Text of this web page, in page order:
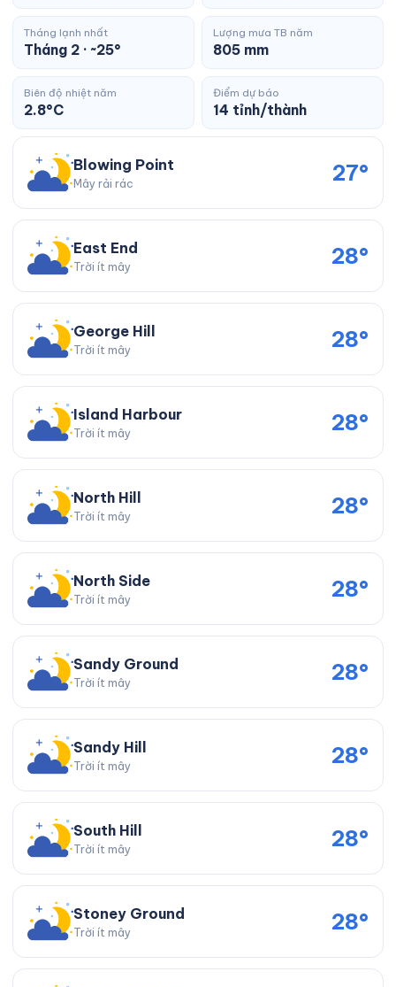
Tháng lạnh nhất
Tháng 2 · ~25°
Lượng mưa TB năm
805 mm
Biên độ nhiệt năm
2.8°C
Điểm dự báo
14 tỉnh/thành
Blowing Point
Mây rải rác 27°
East End
Trời ít mây 28°
George Hill
Trời ít mây 28°
Island Harbour
Trời ít mây 28°
North Hill
Trời ít mây 28°
North Side
Trời ít mây 28°
Sandy Ground
Trời ít mây 28°
Sandy Hill
Trời ít mây 28°
South Hill
Trời ít mây 28°
Stoney Ground
Trời ít mây 28°